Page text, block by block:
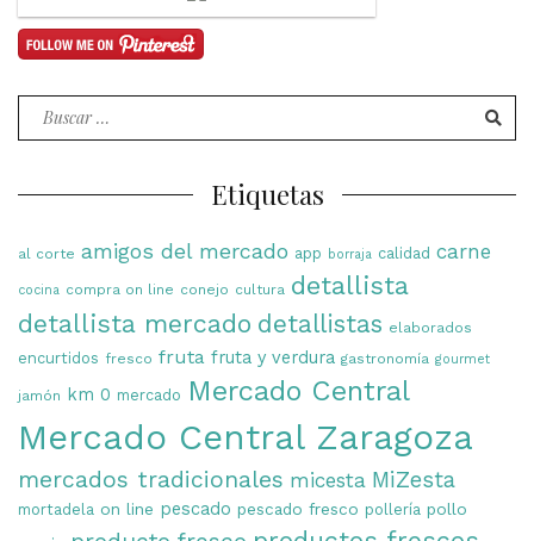
Buscar
Etiquetas
al corte amigos del mercado app borraja calidad carne
cocina compra on line conejo cultura detallista
detallista mercado detallistas elaborados
encurtidos fresco fruta fruta y verdura gastronomía gourmet
jamón km 0 mercado Mercado Central
Mercado Central Zaragoza
mercados tradicionales micesta MiZesta
mortadela on line pescado pescado fresco pollería pollo